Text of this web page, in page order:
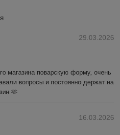
29.03.2026
магазина поварскую форму, очень
вопросы и постоянно держат на
🫶
16.03.2026